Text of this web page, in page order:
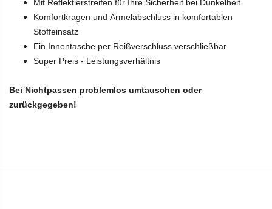
Mit Reflektierstreifen für Ihre Sicherheit bei Dunkelheit
Komfortkragen und Ärmelabschluss in komfortablen
Stoffeinsatz
Ein Innentasche per Reißverschluss verschließbar
Super Preis - Leistungsverhältnis
Bei Nichtpassen problemlos umtauschen oder
zurückgegeben!